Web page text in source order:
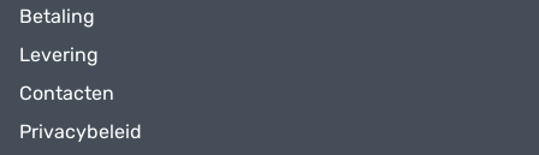
Betaling
Levering
Contacten
Privacybeleid